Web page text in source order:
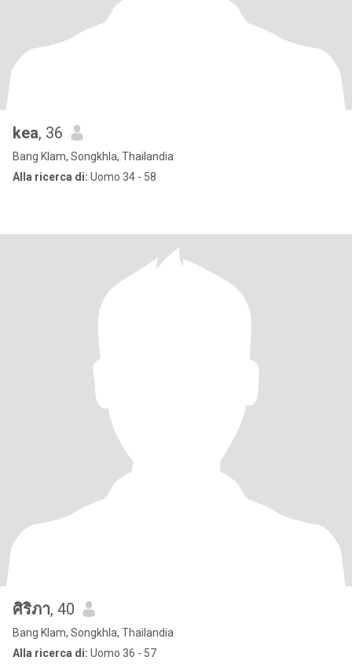
kea, 36
Bang Klam, Songkhla, Thailandia
Alla ricerca di: Uomo 34 - 58
ศิริภา, 40
Bang Klam, Songkhla, Thailandia
Alla ricerca di: Uomo 36 - 57